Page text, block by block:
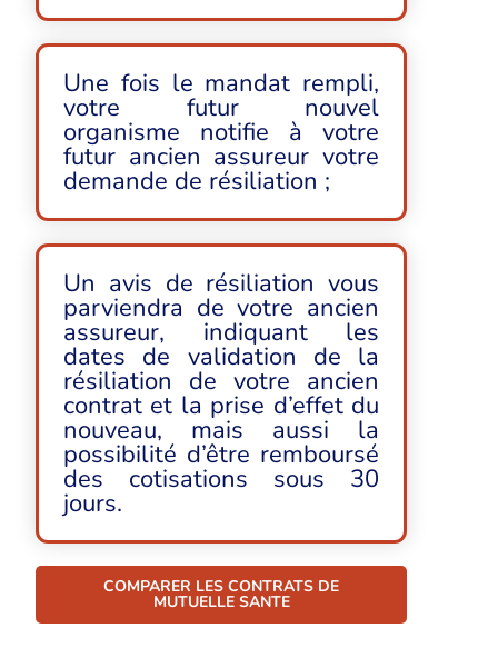
Une fois le mandat rempli,
votre futur nouvel
organisme notifie à votre
futur ancien assureur votre
demande de résiliation ;
Un avis de résiliation vous
parviendra de votre ancien
assureur, indiquant les
dates de validation de la
résiliation de votre ancien
contrat et la prise d’effet du
nouveau, mais aussi la
possibilité d’être remboursé
des cotisations sous 30
jours.
COMPARER LES CONTRATS DE
MUTUELLE SANTE